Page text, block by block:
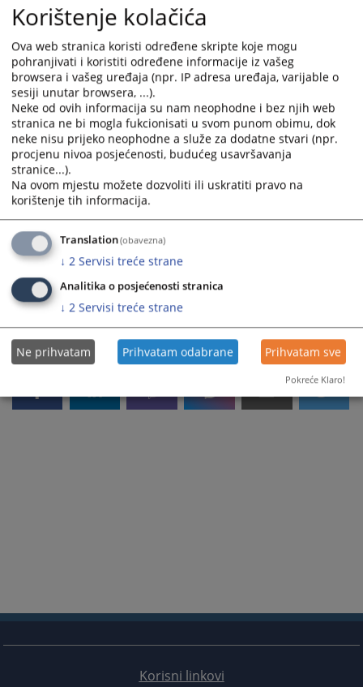
Obrazac pracenja realizacije ugovora-okvirnog
sporazuma za 2021 god
Direktni sporazum - Kasko osiguranje
Direktni sporazum - Vanredno servisiranje službenog
vozila KT ZDK
Direktni sporazum - Nabavka auto guma za potrebe KT
ZDK
Konkurentski zahtjev - Moleraj
Konkurentski Okvirni Toneri 2021
Direktni sporazum - Sredstva za dezinfekciju i zaštitne
324PREGLEDA
Korisni linkovi
Korištenje kolačića
Ova web stranica koristi određene skripte koje mogu
pohranjivati i koristiti određene informacije iz vašeg
browsera i vašeg uređaja (npr. IP adresa uređaja, varijable o
sesiji unutar browsera, ...).
Neke od ovih informacija su nam neophodne i bez njih web
stranica ne bi mogla fukcionisati u svom punom obimu, dok
neke nisu prijeko neophodne a služe za dodatne stvari (npr.
procjenu nivoa posjećenosti, budućeg usavršavanja
stranice...).
Na ovom mjestu možete dozvoliti ili uskratiti pravo na
korištenje tih informacija.
Translation(obavezna)
↓ 2 Servisi treće strane
Analitika o posjećenosti stranica
↓ 2 Servisi treće strane
Ne prihvatam Prihvatam odabrane Prihvatam sve
Pokreće Klaro!